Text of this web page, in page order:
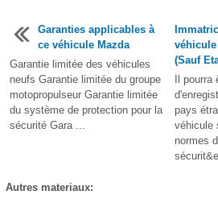
Garanties applicables à
ce véhicule Mazda
Garantie limitée des véhicules
neufs Garantie limitée du groupe
motopropulseur Garantie limitée
du système de protection pour la
sécurité Gara ...
(Sauf
Il
pays
véhicule
normes
Autres materiaux: